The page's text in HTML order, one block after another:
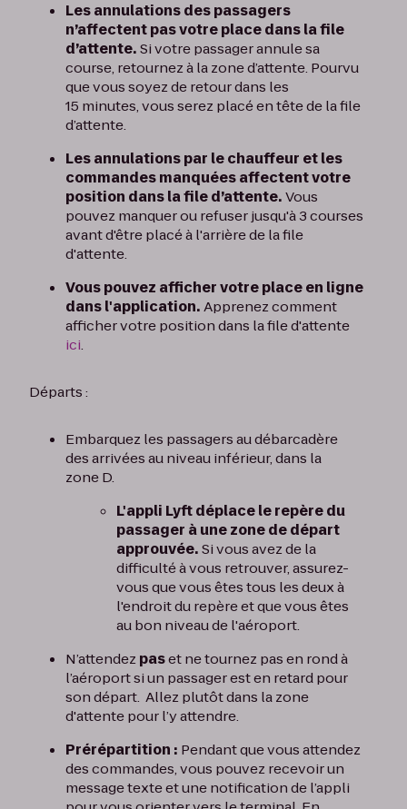
Les annulations des passagers
n’affectent pas votre place dans la file
d’attente.Si votre passager annule sa
course, retournez à la zone d’attente. Pourvu
que vous soyez de retour dans les
15 minutes, vous serez placé en tête de la file
d’attente.
Les annulations par le chauffeur et les
commandes manquées affectent votre
position dans la file d’attente.Vous
pouvez manquer ou refuser jusqu'à 3 courses
avant d'être placé à l'arrière de la file
d'attente.
Vous pouvez afficher votre place en ligne
dans l'application.Apprenez comment
afficher votre position dans la file d'attente
ici.
Départs :
Embarquez les passagers au débarcadère
des arrivées au niveau inférieur, dans la
zone D.
L'appli Lyft déplace le repère du
passager à une zone de départ
approuvée.Si vous avez de la
difficulté à vous retrouver, assurez-
vous que vous êtes tous les deux à
l'endroit du repère et que vous êtes
au bon niveau de l'aéroport.
N’attendez paset ne tournez pas en rond à
l’aéroport si un passager est en retard pour
son départ. Allez plutôt dans la zone
d'attente pour l’y attendre.
Prérépartition : Pendant que vous attendez
des commandes, vous pouvez recevoir un
message texte et une notification de l’appli